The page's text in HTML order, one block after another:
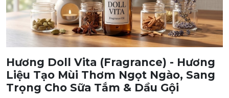
Hương Doll Vita (Fragrance) - Hương
Liệu Tạo Mùi Thơm Ngọt Ngào, Sang
Trọng Cho Sữa Tắm & Dầu Gội